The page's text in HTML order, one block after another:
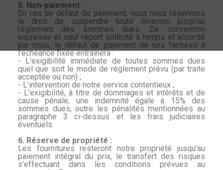
5. Non-paiement :
En cas de défaut de paiement, nous nous réservons
le droit de suspendre toute livraison jusqu’au
règlement des sommes dues. De convention
expresse et sauf report sollicité à temps et accordé
par nous, le défaut de paiement de nos factures à
l’échéance fixée entraînera :
- L’exigibilité immédiate de toutes sommes dues
quel que soit le mode de règlement prévu (par traite
acceptée ou non) ;
- L’intervention de notre service contentieux ;
- L’exigibilité, à titre de dommages et intérêts et de
cause pénale, une indemnité égale à 15% des
sommes dues, outre les pénalités mentionnées au
paragraphe 3 ci-dessus et les frais judiciaires
éventuels.
6. Réserve de propriété :
Les fournitures resteront notre propriété jusqu’au
paiement intégral du prix, le transfert des risques
s’effectuant dans les conditions prévues au